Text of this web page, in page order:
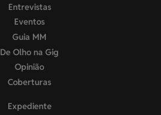
Entrevistas
Eventos
Guia MM
De Olho na Gig
Opinião
Coberturas
Expediente